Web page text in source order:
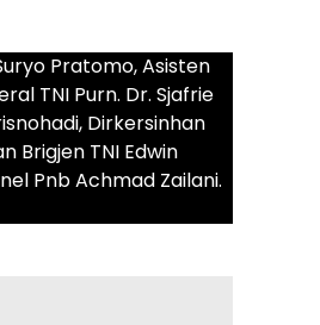
Pratomo, Asisten
TNI Purn. Dr. Sjafrie
Dirkersinhan
Brigjen TNI Edwin
Pnb Achmad Zailani.